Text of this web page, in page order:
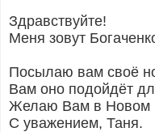
Здравствуйте!
Меня зовут
Посылаю вам своё
Вам оно подойдёт
Желаю Вам в Новом
С уважением, Таня.